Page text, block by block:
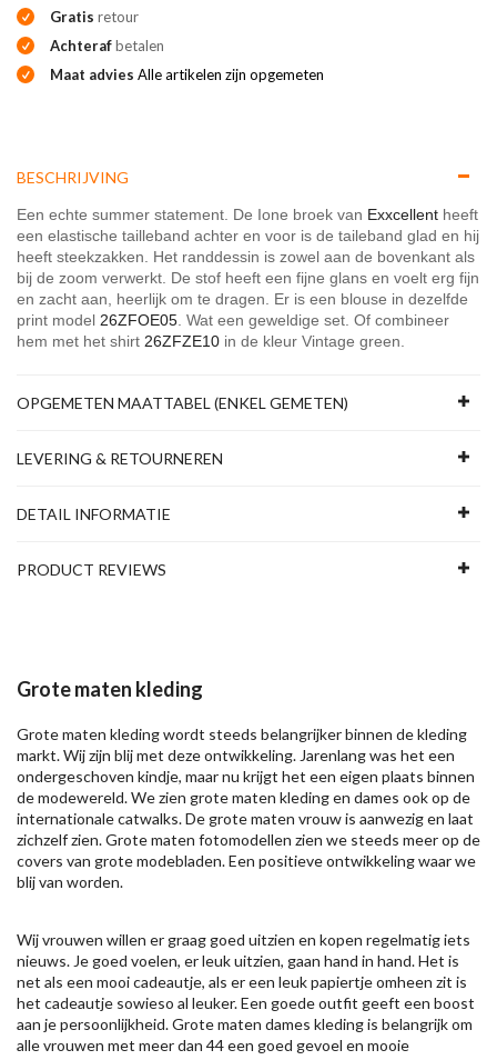
Gratis retour
Achterafbetalen
Maat advies Alle artikelen zijn opgemeten
BESCHRIJVING
Een echte summer statement. De Ione broek van Exxcellent heeft
een elastische tailleband achter en voor is de taileband glad en hij
heeft steekzakken. Het randdessin is zowel aan de bovenkant als
bij de zoom verwerkt. De stof heeft een fijne glans en voelt erg fijn
en zacht aan, heerlijk om te dragen. Er is een blouse in dezelfde
print model 26ZFOE05 . Wat een geweldige set. Of combineer
hem met het shirt 26ZFZE10 in de kleur Vintage green.
OPGEMETEN MAATTABEL (ENKEL GEMETEN)
LEVERING & RETOURNEREN
DETAIL INFORMATIE
PRODUCT REVIEWS
Grote maten kleding
Grote maten kleding wordt steeds belangrijker binnen de kleding
markt. Wij zijn blij met deze ontwikkeling. Jarenlang was het een
ondergeschoven kindje, maar nu krijgt het een eigen plaats binnen
de modewereld. We zien grote maten kleding en dames ook op de
internationale catwalks. De grote maten vrouw is aanwezig en laat
zichzelf zien. Grote maten fotomodellen zien we steeds meer op de
covers van grote modebladen. Een positieve ontwikkeling waar we
blij van worden.
Wij vrouwen willen er graag goed uitzien en kopen regelmatig iets
nieuws. Je goed voelen, er leuk uitzien, gaan hand in hand. Het is
net als een mooi cadeautje, als er een leuk papiertje omheen zit is
het cadeautje sowieso al leuker. Een goede outfit geeft een boost
aan je persoonlijkheid. Grote maten dames kleding is belangrijk om
alle vrouwen met meer dan 44 een goed gevoel en mooie